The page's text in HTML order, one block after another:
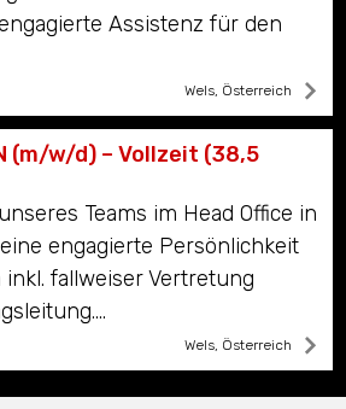
Assistenz für den
Wels, Österreich
(m/w/d) – Vollzeit (38,5
Teams im Head Office in
engagierte Persönlichkeit
fallweiser Vertretung
Wels, Österreich